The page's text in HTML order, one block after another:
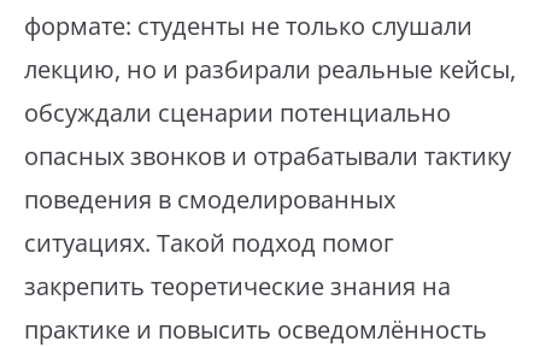
формате: студенты не только слушали
лекцию, но и разбирали реальные кейсы,
обсуждали сценарии потенциально
опасных звонков и отрабатывали тактику
поведения в смоделированных
ситуациях. Такой подход помог
закрепить теоретические знания на
практике и повысить осведомлённость